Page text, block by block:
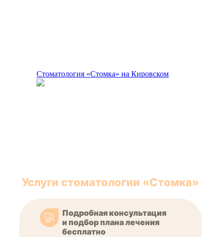
Стоматология «Стомка» на Кировском
Услуги стоматологии «Стомка»
Подробная консультация
и подбор плана лечения
бесплатно